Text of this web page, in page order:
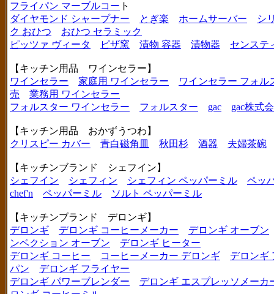
フライパン マーブルコー ト
ダイヤモンド シャープナー
とぎ楽 ホームサーバー
シ
ク おひつ
おひつ セラミック
ピッツァ ヴィータ
ピザ窯 漬物 容器 漬物器 センステ
【キッチン用品 ワインセラー】
ワインセラー
家庭用 ワインセラー
ワインセラー フォル
売
業務用 ワインセラー
フォルスター ワインセラー
フォルスター gac gac株式
【キッチン用品 おかずうつわ】
クリスピー カバー
青白磁角皿 秋田杉 酒器 夫婦茶碗
【キッチンブランド シェフイン】
シェフイン
シェフィン シェフィン ペッパーミル
ペッ
chef'n
ペッパーミル ソルト ペッパーミル
【キッチンブランド デロンギ】
デロンギ
デロンギ コーヒーメーカー
デロンギ オーブン
ンベクション オーブン
デロンギ ヒーター
デロンギ コーヒー
コーヒーメーカー デロンギ
デロンギ
パン
デロンギ フライヤー
デロンギ パワーブレンダー
デロンギ エスプレッソメーカ